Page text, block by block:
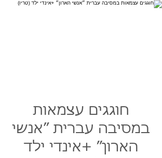
חוגגים עצמאות
במסיבה עברית ״אנשי
הארון״ +אינדי ילד